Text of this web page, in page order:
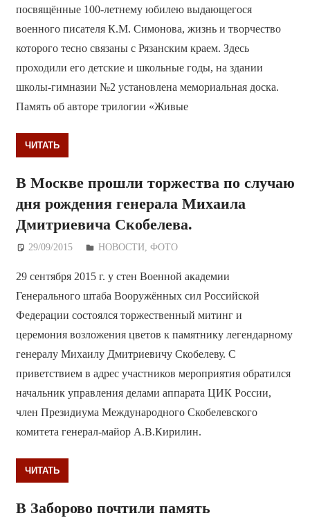
посвящённые 100-летнему юбилею выдающегося
военного писателя К.М. Симонова, жизнь и творчество
которого тесно связаны с Рязанским краем. Здесь
проходили его детские и школьные годы, на здании
школы-гимназии №2 установлена мемориальная доска.
Память об авторе трилогии «Живые
ЧИТАТЬ
В Москве прошли торжества по случаю
дня рождения генерала Михаила
Дмитриевича Скобелева.
29/09/2015 Дежурный по Редакции
НОВОСТИ ,ФОТО
29 сентября 2015 г. у стен Военной академии
Генерального штаба Вооружённых сил Российской
Федерации состоялся торжественный митинг и
церемония возложения цветов к памятнику легендарному
генералу Михаилу Дмитриевичу Скобелеву. С
приветствием в адрес участников мероприятия обратился
начальник управления делами аппарата ЦИК России,
член Президиума Международного Скобелевского
комитета генерал-майор А.В.Кирилин.
ЧИТАТЬ
В Заборово почтили память